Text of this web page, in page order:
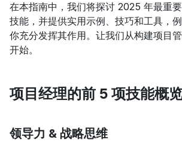
在本指南中，我们将探讨 2025 年最重
技能，并提供实用示例、技巧和工具，
你充分发挥其作用。让我们从构建项目
开始。
项目经理的前 5 项技能概
领导力 & 战略思维